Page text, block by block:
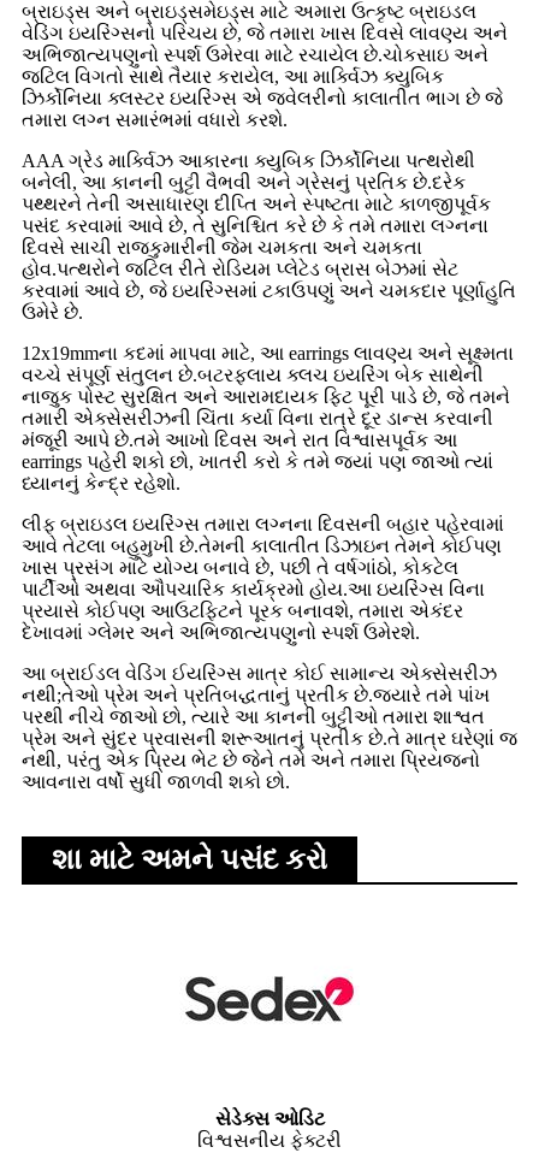
બ્રાઇડ્સ અને બ્રાઇડ્સમેઇડ્સ માટે અમારા ઉત્કૃષ્ટ બ્રાઇડલ
વેડિંગ ઇયરિંગ્સનો પરિચય છે, જે તમારા ખાસ દિવસે લાવણ્ય અને
અભિજાત્યપણુનો સ્પર્શ ઉમેરવા માટે રચાયેલ છે.ચોકસાઇ અને
જટિલ વિગતો સાથે તૈયાર કરાયેલ, આ માર્ક્વિઝ ક્યુબિક
ઝિર્કોનિયા ક્લસ્ટર ઇયરિંગ્સ એ જ્વેલરીનો કાલાતીત ભાગ છે જે
તમારા લગ્ન સમારંભમાં વધારો કરશે.
AAA ગ્રેડ માર્ક્વિઝ આકારના ક્યુબિક ઝિર્કોનિયા પત્થરોથી
બનેલી, આ કાનની બુટ્ટી વૈભવી અને ગ્રેસનું પ્રતિક છે.દરેક
પથ્થરને તેની અસાધારણ દીપ્તિ અને સ્પષ્ટતા માટે કાળજીપૂર્વક
પસંદ કરવામાં આવે છે, તે સુનિશ્ચિત કરે છે કે તમે તમારા લગ્નના
દિવસે સાચી રાજકુમારીની જેમ ચમકતા અને ચમકતા
હોવ.પત્થરોને જટિલ રીતે રોડિયમ પ્લેટેડ બ્રાસ બેઝમાં સેટ
કરવામાં આવે છે, જે ઇયરિંગ્સમાં ટકાઉપણું અને ચમકદાર પૂર્ણાહુતિ
ઉમેરે છે.
12x19mmના કદમાં માપવા માટે, આ earrings લાવણ્ય અને સૂક્ષ્મતા
વચ્ચે સંપૂર્ણ સંતુલન છે.બટરફ્લાય ક્લચ ઇયરિંગ બેક સાથેની
નાજુક પોસ્ટ સુરક્ષિત અને આરામદાયક ફિટ પૂરી પાડે છે, જે તમને
તમારી એક્સેસરીઝની ચિંતા કર્યા વિના રાત્રે દૂર ડાન્સ કરવાની
મંજૂરી આપે છે.તમે આખો દિવસ અને રાત વિશ્વાસપૂર્વક આ
earrings પહેરી શકો છો, ખાતરી કરો કે તમે જ્યાં પણ જાઓ ત્યાં
ધ્યાનનું કેન્દ્ર રહેશો.
લીફ બ્રાઇડલ ઇયરિંગ્સ તમારા લગ્નના દિવસની બહાર પહેરવામાં
આવે તેટલા બહુમુખી છે.તેમની કાલાતીત ડિઝાઇન તેમને કોઈપણ
ખાસ પ્રસંગ માટે યોગ્ય બનાવે છે, પછી તે વર્ષગાંઠો, કોકટેલ
પાર્ટીઓ અથવા ઔપચારિક કાર્યક્રમો હોય.આ ઇયરિંગ્સ વિના
પ્રયાસે કોઈપણ આઉટફિટને પૂરક બનાવશે, તમારા એકંદર
દેખાવમાં ગ્લેમર અને અભિજાત્યપણુનો સ્પર્શ ઉમેરશે.
આ બ્રાઈડલ વેડિંગ ઈયરિંગ્સ માત્ર કોઈ સામાન્ય એક્સેસરીઝ
નથી;તેઓ પ્રેમ અને પ્રતિબદ્ધતાનું પ્રતીક છે.જ્યારે તમે પાંખ
પરથી નીચે જાઓ છો, ત્યારે આ કાનની બુટ્ટીઓ તમારા શાશ્વત
પ્રેમ અને સુંદર પ્રવાસની શરૂઆતનું પ્રતીક છે.તે માત્ર ઘરેણાં જ
નથી, પરંતુ એક પ્રિય ભેટ છે જેને તમે અને તમારા પ્રિયજનો
આવનારા વર્ષો સુધી જાળવી શકો છો.
શા માટે અમને પસંદ કરો
સેડેક્સ ઓડિટ
વિશ્વસનીય ફેક્ટરી